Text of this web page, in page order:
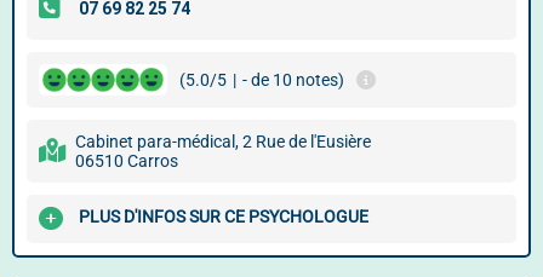
(5.0/5 | - de 10 notes)
Cabinet para-médical, 2 Rue de l'Eusière
06510 Carros
PLUS D'INFOS SUR CE PSYCHOLOGUE